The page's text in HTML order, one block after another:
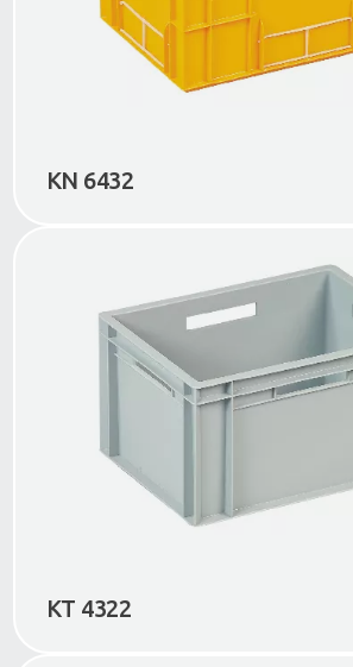
KN 6432
KT 4322